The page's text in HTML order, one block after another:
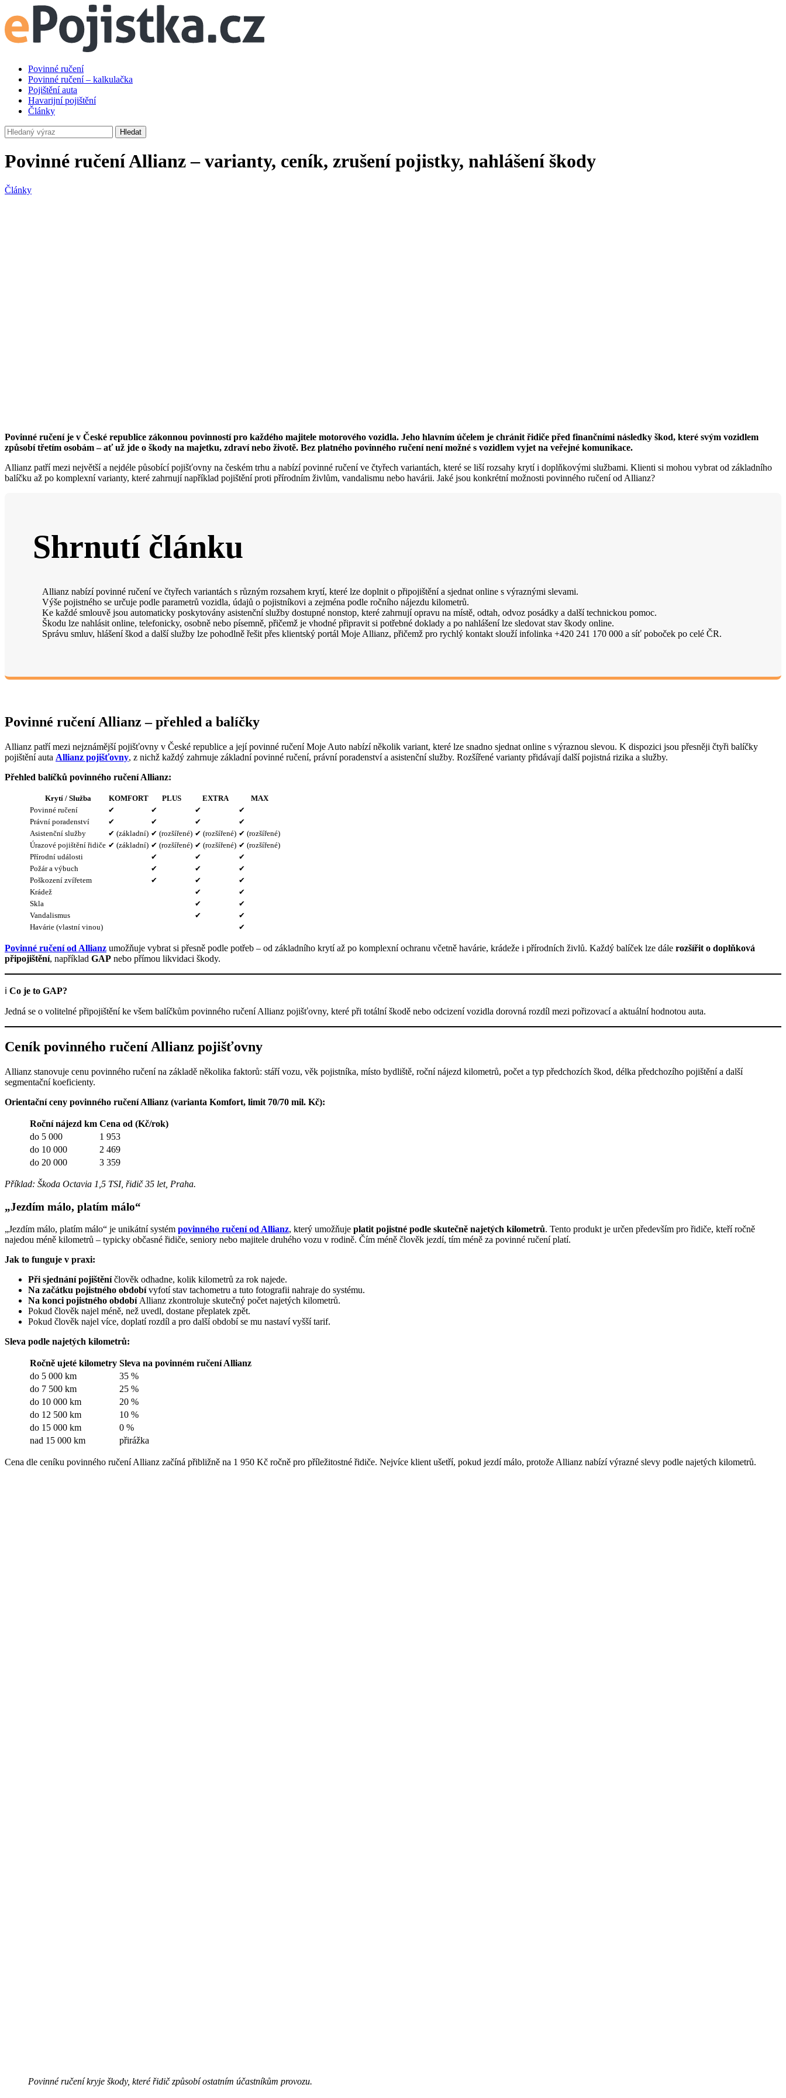
Povinné ručení
Povinné ručení – kalkulačka
Pojištění auta
Havarijní pojištění
Články
Hledat
Povinné ručení Allianz – varianty, ceník, zrušení pojistky, nahlášení škody
Články
Povinné ručení je v České republice zákonnou povinností pro každého majitele motorového vozidla. Jeho hlavním účelem je chránit řidiče před finančními následky škod, které svým vozidlem
způsobí třetím osobám – ať už jde o škody na majetku, zdraví nebo životě. Bez platného povinného ručení není možné s vozidlem vyjet na veřejné komunikace.
Allianz patří mezi největší a nejdéle působící pojišťovny na českém trhu a nabízí povinné ručení ve čtyřech variantách, které se liší rozsahy krytí i doplňkovými službami. Klienti si mohou vybrat od základního
balíčku až po komplexní varianty, které zahrnují například pojištění proti přírodním živlům, vandalismu nebo havárii. Jaké jsou konkrétní možnosti povinného ručení od Allianz?
Shrnutí článku
Allianz nabízí povinné ručení ve čtyřech variantách s různým rozsahem krytí, které lze doplnit o připojištění a sjednat online s výraznými slevami.
Výše pojistného se určuje podle parametrů vozidla, údajů o pojistníkovi a zejména podle ročního nájezdu kilometrů.
Ke každé smlouvě jsou automaticky poskytovány asistenční služby dostupné nonstop, které zahrnují opravu na místě, odtah, odvoz posádky a další technickou pomoc.
Škodu lze nahlásit online, telefonicky, osobně nebo písemně, přičemž je vhodné připravit si potřebné doklady a po nahlášení lze sledovat stav škody online.
Správu smluv, hlášení škod a další služby lze pohodlně řešit přes klientský portál Moje Allianz, přičemž pro rychlý kontakt slouží infolinka +420 241 170 000 a síť poboček po celé ČR.
Povinné ručení Allianz – přehled a balíčky
Allianz patří mezi nejznámější pojišťovny v České republice a její povinné ručení Moje Auto nabízí několik variant, které lze snadno sjednat online s výraznou slevou. K dispozici jsou přesněji čtyři balíčky
pojištění auta Allianz pojišťovny, z nichž každý zahrnuje základní povinné ručení, právní poradenství a asistenční služby. Rozšířené varianty přidávají další pojistná rizika a služby.
Přehled balíčků povinného ručení Allianz:
Krytí / Služba KOMFORT PLUS EXTRA
MAX
Povinné ručení
✔ ✔ ✔
✔
Právní poradenství
✔ ✔ ✔
✔
Asistenční služby
✔ (základní) ✔ (rozšířené) ✔ (rozšířené) ✔ (rozšířené)
Úrazové pojištění řidiče ✔ (základní) ✔ (rozšířené) ✔ (rozšířené) ✔ (rozšířené)
Přírodní události
✔ ✔
✔
Požár a výbuch
✔ ✔
✔
Poškození zvířetem
✔ ✔
✔
Krádež
✔
✔
Skla
✔
✔
Vandalismus
✔
✔
Havárie (vlastní vinou)
✔
Povinné ručení od Allianz umožňuje vybrat si přesně podle potřeb – od základního krytí až po komplexní ochranu včetně havárie, krádeže i přírodních živlů. Každý balíček lze dále rozšířit o doplňková
připojištění, například GAP nebo přímou likvidaci škody.
ℹ️ Co je to GAP?
Jedná se o volitelné připojištění ke všem balíčkům povinného ručení Allianz pojišťovny, které při totální škodě nebo odcizení vozidla dorovná rozdíl mezi pořizovací a aktuální hodnotou auta.
Ceník povinného ručení Allianz pojišťovny
Allianz stanovuje cenu povinného ručení na základě několika faktorů: stáří vozu, věk pojistníka, místo bydliště, roční nájezd kilometrů, počet a typ předchozích škod, délka předchozího pojištění a další
segmentační koeficienty.
Orientační ceny povinného ručení Allianz (varianta Komfort, limit 70/70 mil. Kč):
Roční nájezd km Cena od (Kč/rok)
do 5 000
1 953
do 10 000
2 469
do 20 000
3 359
Příklad: Škoda Octavia 1,5 TSI, řidič 35 let, Praha.
„Jezdím málo, platím málo“
„Jezdím málo, platím málo“ je unikátní systém povinného ručení od Allianz, který umožňuje platit pojistné podle skutečně najetých kilometrů. Tento produkt je určen především pro řidiče, kteří ročně
najedou méně kilometrů – typicky občasné řidiče, seniory nebo majitele druhého vozu v rodině. Čím méně člověk jezdí, tím méně za povinné ručení platí.
Jak to funguje v praxi:
Při sjednání pojištěníčlověk odhadne, kolik kilometrů za rok najede.
Na začátku pojistného obdobívyfotí stav tachometru a tuto fotografii nahraje do systému.
Na konci pojistného obdobíAllianz zkontroluje skutečný počet najetých kilometrů.
Pokud člověk najel méně, než uvedl, dostane přeplatek zpět.
Pokud člověk najel více, doplatí rozdíl a pro další období se mu nastaví vyšší tarif.
Sleva podle najetých kilometrů:
Ročně ujeté kilometry Sleva na povinném ručení Allianz
do 5 000 km
35 %
do 7 500 km
25 %
do 10 000 km
20 %
do 12 500 km
10 %
do 15 000 km
0 %
nad 15 000 km
přirážka
Cena dle ceníku povinného ručení Allianz začíná přibližně na 1 950 Kč ročně pro příležitostné řidiče. Nejvíce klient ušetří, pokud jezdí málo, protože Allianz nabízí výrazné slevy podle najetých kilometrů.
Povinné ručení kryje škody, které řidič způsobí ostatním účastníkům provozu.